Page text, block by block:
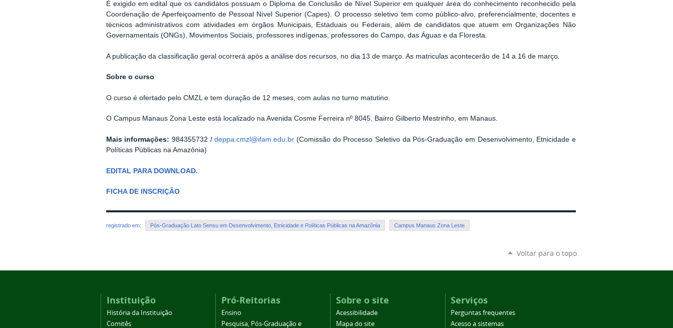
É exigido em edital que os candidatos possuam o Diploma de Conclusão de Nível Superior em qualquer área do conhecimento reconhecido pela
Coordenação de Aperfeiçoamento de Pessoal Nível Superior (Capes). O processo seletivo tem como público-alvo, preferencialmente, docentes e
técnicos administrativos com atividades em órgãos Municipais, Estaduais ou Federais, além de candidatos que atuem em Organizações Não
Governamentais (ONGs), Movimentos Sociais, professores indígenas, professores do Campo, das Águas e da Floresta.
A publicação da classificação geral ocorrerá após a análise dos recursos, no dia 13 de março. As matriculas acontecerão de 14 a 16 de março.
Sobre o curso
O curso é ofertado pelo CMZL e tem duração de 12 meses, com aulas no turno matutino.
O Campus Manaus Zona Leste está localizado na Avenida Cosme Ferreira nº 8045, Bairro Gilberto Mestrinho, em Manaus.
Mais informações: 984355732 /deppa.cmzl@ifam.edu.br (Comissão do Processo Seletivo da Pós-Graduação em Desenvolvimento, Etnicidade e
Políticas Públicas na Amazônia)
EDITAL PARA DOWNLOAD.
FICHA DE INSCRIÇÃO
registrado em: Pós-Graduação Lato Sensu em Desenvolvimento, Etnicidade e Políticas Públicas na Amazônia Campus Manaus Zona Leste
Voltar para o topo
Instituição
História da Instituição
Comitês
Pró-Reitorias
Ensino
Pesquisa, Pós-Graduação e
Sobre o site
Acessibilidade
Mapa do site
Serviços
Perguntas frequentes
Acesso a sistemas